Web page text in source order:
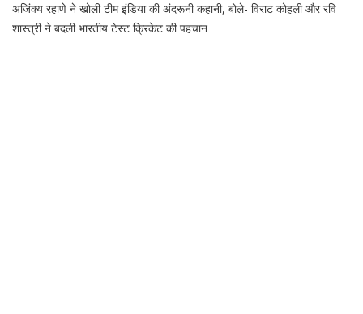
अजिंक्य रहाणे ने खोली टीम इंडिया की अंदरूनी कहानी, बोले- विराट कोहली और रवि
शास्त्री ने बदली भारतीय टेस्ट क्रिकेट की पहचान